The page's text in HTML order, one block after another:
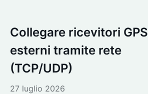
Collegare ricevitori GPS
esterni tramite rete
(TCP/UDP)
27 luglio 2026